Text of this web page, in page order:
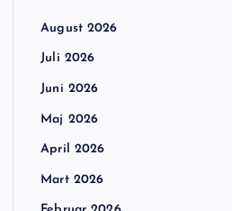
August 2026
Juli 2026
Juni 2026
Maj 2026
April 2026
Mart 2026